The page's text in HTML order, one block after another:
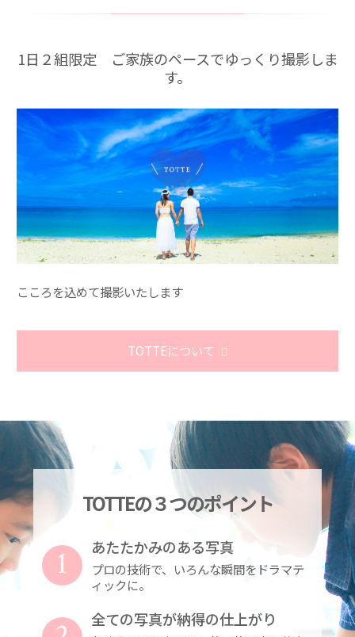
1日２組限定 ご家族のペースでゆっくり撮影しま
す。
こころを込めて撮影いたします
TOTTEについて
TOTTEの３つのポイント
あたたかみのある写真
プロの技術で、いろんな瞬間をドラマテ
ィックに。
1
全ての写真が納得の仕上がり